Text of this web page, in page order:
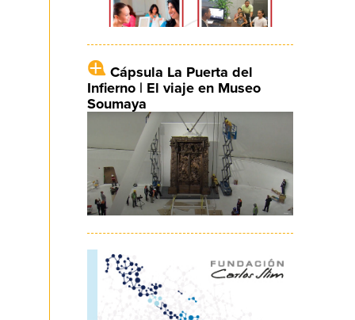
Cápsula La Puerta del
Infierno | El viaje en Museo
Soumaya